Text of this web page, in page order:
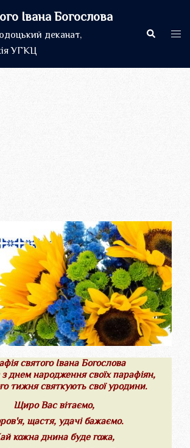
Івана Богослова
деканат,
УГКЦ
Пошук
святого Івана Богослова
днем народження своїх парафіян,
тижня святкують свої уродини.
Щиро Вас вітаємо,
щастя, удачі бажаємо.
кожна днина буде гожа,